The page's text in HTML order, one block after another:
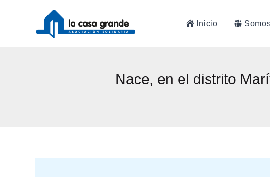
Inicio Somos
Nace, en el distrito